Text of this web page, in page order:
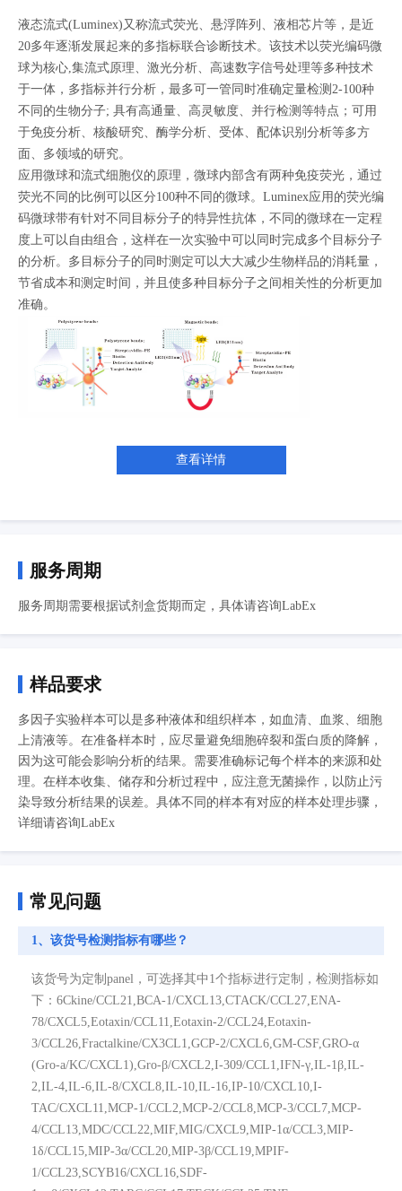
液态流式(Luminex)又称流式荧光、悬浮阵列、液相芯片等，是近
20多年逐渐发展起来的多指标联合诊断技术。该技术以荧光编码微
球为核心,集流式原理、激光分析、高速数字信号处理等多种技术
于一体，多指标并行分析，最多可一管同时准确定量检测2-100种
不同的生物分子; 具有高通量、高灵敏度、并行检测等特点；可用
于免疫分析、核酸研究、酶学分析、受体、配体识别分析等多方
面、多领域的研究。
应用微球和流式细胞仪的原理，微球内部含有两种免疫荧光，通过
荧光不同的比例可以区分100种不同的微球。Luminex应用的荧光编
码微球带有针对不同目标分子的特异性抗体，不同的微球在一定程
度上可以自由组合，这样在一次实验中可以同时完成多个目标分子
的分析。多目标分子的同时测定可以大大减少生物样品的消耗量，
节省成本和测定时间，并且使多种目标分子之间相关性的分析更加
准确。
查看详情
服务周期
服务周期需要根据试剂盒货期而定，具体请咨询LabEx
样品要求
多因子实验样本可以是多种液体和组织样本，如血清、血浆、细胞
上清液等。在准备样本时，应尽量避免细胞碎裂和蛋白质的降解，
因为这可能会影响分析的结果。需要准确标记每个样本的来源和处
理。在样本收集、储存和分析过程中，应注意无菌操作，以防止污
染导致分析结果的误差。具体不同的样本有对应的样本处理步骤，
详细请咨询LabEx
常见问题
1、该货号检测指标有哪些？
该货号为定制panel，可选择其中1个指标进行定制，检测指标如
下：6Ckine/CCL21,BCA-1/CXCL13,CTACK/CCL27,ENA-
78/CXCL5,Eotaxin/CCL11,Eotaxin-2/CCL24,Eotaxin-
3/CCL26,Fractalkine/CX3CL1,GCP-2/CXCL6,GM-CSF,GRO-α
(Gro-a/KC/CXCL1),Gro-β/CXCL2,I-309/CCL1,IFN-γ,IL-1β,IL-
2,IL-4,IL-6,IL-8/CXCL8,IL-10,IL-16,IP-10/CXCL10,I-
TAC/CXCL11,MCP-1/CCL2,MCP-2/CCL8,MCP-3/CCL7,MCP-
4/CCL13,MDC/CCL22,MIF,MIG/CXCL9,MIP-1α/CCL3,MIP-
1δ/CCL15,MIP-3α/CCL20,MIP-3β/CCL19,MPIF-
1/CCL23,SCYB16/CXCL16,SDF-